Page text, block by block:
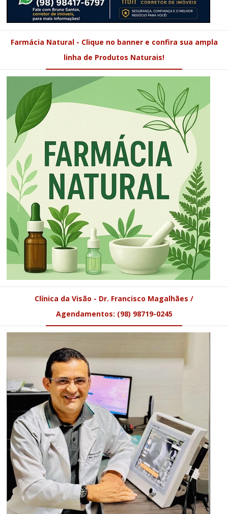
Farmácia Natural - Clique no banner e confira sua ampla
linha de Produtos Naturais!
Clínica da Visão - Dr. Francisco Magalhães /
Agendamentos: (98) 98719-0245